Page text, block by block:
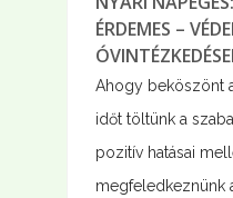
ÉRDEMES –
Ahogy beköszönt
időt töltünk a
pozitív hatásai
megfeledkeznünk